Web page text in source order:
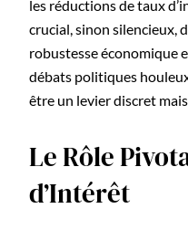
les réductions de taux
crucial, sinon silencieux,
robustesse économique
débats politiques
être un levier discret
Le Rôle
d’Intérêt